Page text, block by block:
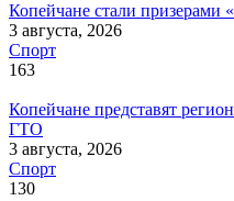
Копейчане стали призерами
3 августа, 2026
Спорт
163
Копейчане представят
ГТО
3 августа, 2026
Спорт
130